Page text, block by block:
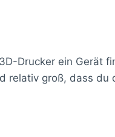
Drucker ein Gerät
relativ groß, dass du